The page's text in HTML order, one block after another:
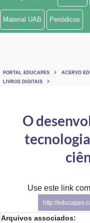
Ministério de Minas e Energia
Ministério do Turismo
Controladoria-Geral da União
Ministério da Mulher, da Família
Secretaria de Governo
Gabinete de Segurança
Material UAB Periódicos
PORTAL EDUCAPES ACERVO
LIVROS DIGITAIS
O
Use este link
http://
Arquivos associados: